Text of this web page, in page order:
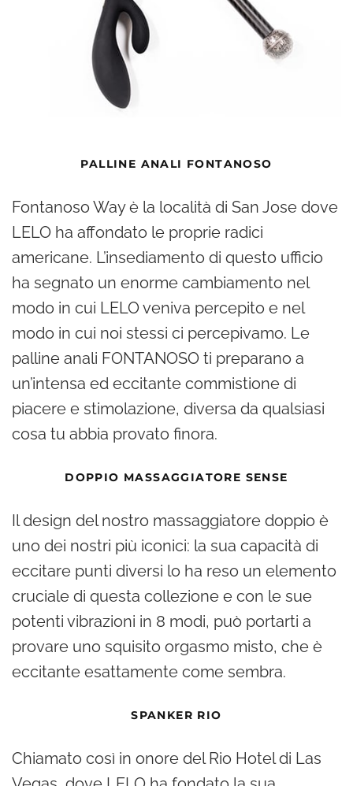
PALLINE ANALI FONTANOSO
Fontanoso Way è la località di San Jose dove
LELO ha affondato le proprie radici
americane. L’insediamento di questo ufficio
ha segnato un enorme cambiamento nel
modo in cui LELO veniva percepito e nel
modo in cui noi stessi ci percepivamo. Le
palline anali FONTANOSO ti preparano a
un’intensa ed eccitante commistione di
piacere e stimolazione, diversa da qualsiasi
cosa tu abbia provato finora.
DOPPIO MASSAGGIATORE SENSE
Il design del nostro massaggiatore doppio è
uno dei nostri più iconici: la sua capacità di
eccitare punti diversi lo ha reso un elemento
cruciale di questa collezione e con le sue
potenti vibrazioni in 8 modi, può portarti a
provare uno squisito orgasmo misto, che è
eccitante esattamente come sembra.
SPANKER RIO
Chiamato così in onore del Rio Hotel di Las